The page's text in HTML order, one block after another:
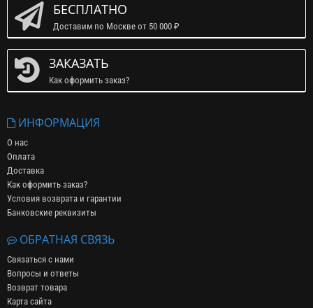
БЕСПЛАТНО
Доставим по Москве от 50 000 ₽
ЗАКАЗАТЬ
Как оформить заказ?
ИНФОРМАЦИЯ
О нас
Оплата
Доставка
Как оформить заказ?
Условия возврата и гарантии
Банковские реквизиты
ОБРАТНАЯ СВЯЗЬ
Связаться с нами
Вопросы и ответы
Возврат товара
Карта сайта